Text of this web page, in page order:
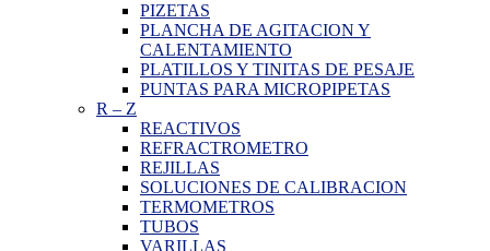
PIZETAS
PLANCHA DE AGITACION Y
CALENTAMIENTO
PLATILLOS Y TINITAS DE PESAJE
PUNTAS PARA MICROPIPETAS
R – Z
REACTIVOS
REFRACTROMETRO
REJILLAS
SOLUCIONES DE CALIBRACION
TERMOMETROS
TUBOS
VARILLAS